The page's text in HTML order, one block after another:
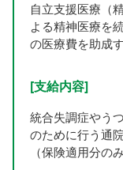
自立支援医療（
よる精神医療を
の医療費を助成
[支給内容]
統合失調症やう
のために行う通
（保険適用分のみ